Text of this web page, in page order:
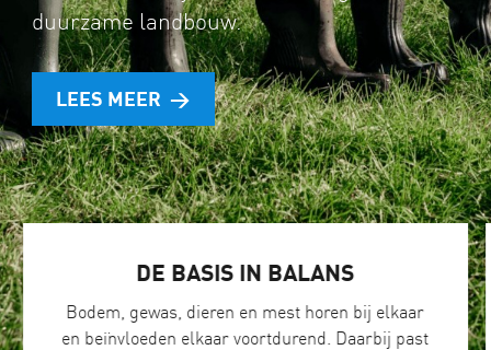
duurzame landbouw.
LEES MEER
DE BASIS IN BALANS
Bodem, gewas, dieren en mest horen bij elkaar
en beïnvloeden elkaar voortdurend. Daarbij past